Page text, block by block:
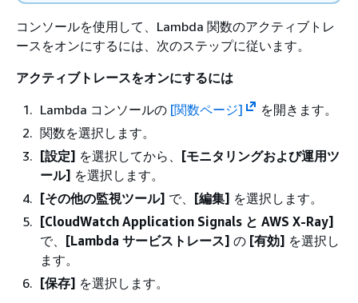
コンソールを使用して、Lambda 関数のアクティブトレ
ースをオンにするには、次のステップに従います。
アクティブトレースをオンにするには
Lambda コンソールの [関数ページ]
を開きます。
関数を選択します。
[設定] を選択してから、
[モニタリングおよび運用ツ
ール] を選択します。
[その他の監視ツール] で、 [編集] を選択します。
[CloudWatch Application Signals と AWS X-Ray]
で、
[Lambda サービストレース] の [有効] を選択し
ます。
[保存] を選択します。